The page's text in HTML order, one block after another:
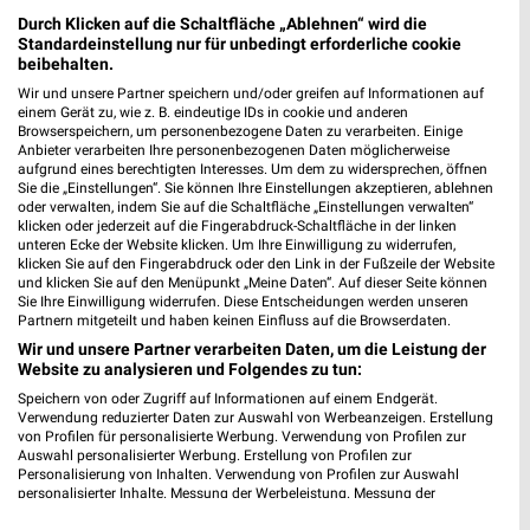
10,7 km
Angebote ab 06.08.
Gültig bis Mi. 12.08.
0,4 km
Angebote ab 03.08.
Gültig bis Sa. 08.08.
XXXLutz XXXLutz
Durch Klicken auf die Schaltfläche „Ablehnen“ wird die
Standardeinstellung nur für unbedingt erforderliche cookie
beibehalten.
Wir und unsere Partner speichern und/oder greifen auf Informationen auf
einem Gerät zu, wie z. B. eindeutige IDs in cookie und anderen
Browserspeichern, um personenbezogene Daten zu verarbeiten. Einige
Anbieter verarbeiten Ihre personenbezogenen Daten möglicherweise
aufgrund eines berechtigten Interesses. Um dem zu widersprechen, öffnen
Sie die „Einstellungen“. Sie können Ihre Einstellungen akzeptieren, ablehnen
oder verwalten, indem Sie auf die Schaltfläche „Einstellungen verwalten“
klicken oder jederzeit auf die Fingerabdruck-Schaltfläche in der linken
unteren Ecke der Website klicken. Um Ihre Einwilligung zu widerrufen,
klicken Sie auf den Fingerabdruck oder den Link in der Fußzeile der Website
und klicken Sie auf den Menüpunkt „Meine Daten“. Auf dieser Seite können
Sie Ihre Einwilligung widerrufen. Diese Entscheidungen werden unseren
Partnern mitgeteilt und haben keinen Einfluss auf die Browserdaten.
Wir und unsere Partner verarbeiten Daten, um die Leistung der
Website zu analysieren und Folgendes zu tun:
Speichern von oder Zugriff auf Informationen auf einem Endgerät.
Verwendung reduzierter Daten zur Auswahl von Werbeanzeigen. Erstellung
von Profilen für personalisierte Werbung. Verwendung von Profilen zur
Auswahl personalisierter Werbung. Erstellung von Profilen zur
Personalisierung von Inhalten. Verwendung von Profilen zur Auswahl
personalisierter Inhalte. Messung der Werbeleistung. Messung der